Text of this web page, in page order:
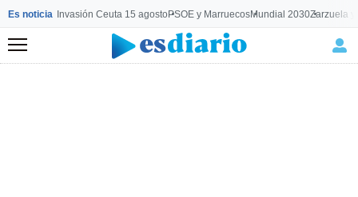
Es noticia Invasión Ceuta 15 agostoPSOE y MarruecosMundial 2030Zarzuela
Menú